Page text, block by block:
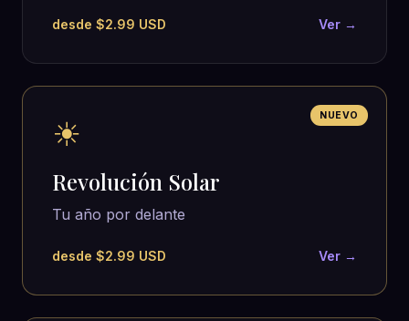
desde $2.99 USD Ver →
NUEVO
☀
Revolución Solar
Tu año por delante
desde $2.99 USD Ver →